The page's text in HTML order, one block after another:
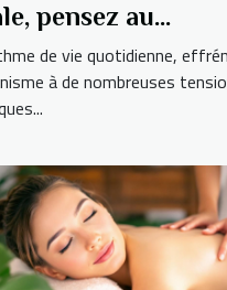
pensez au
de vie quotidienne,
à de nombreuses